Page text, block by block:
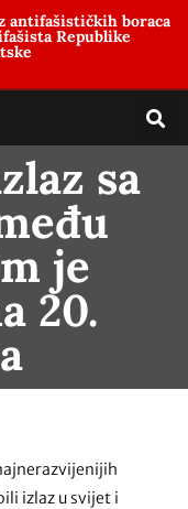
antifašističkih boraca
Republike
sa
je
20.
izlaz u svijet i